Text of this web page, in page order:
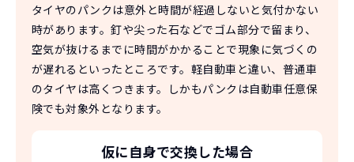
タイヤのパンクは意外と時間が経過しないと気付かない
時があります。釘や尖った石などでゴム部分で留まり、
空気が抜けるまでに時間がかかることで現象に気づくの
が遅れるといったところです。軽自動車と違い、普通車
のタイヤは高くつきます。
しかもパンクは自動車任意保
険でも対象外となります。
仮に自身で交換した場合